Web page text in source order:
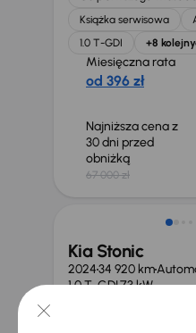
Książka serwisowa
1.0 T-GDI
+8
Miesięczna rata
od 396 zł
Najniższa cena z
30 dni przed
obniżką
67 000 zł
Taniej o 2 000 zł
Kia Stonic
202434 920 km
1.0 T-GDI73 kW